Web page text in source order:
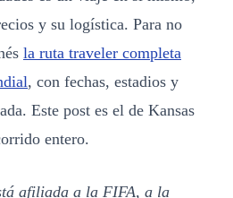
y su logística. Para no
la ruta traveler completa
, con fechas, estadios y
Este post es el de Kansas
entero.
afiliada a la FIFA, a la